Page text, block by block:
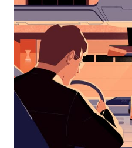
de
te
openen
een
datum
te
selecteren.
Druk
Escape